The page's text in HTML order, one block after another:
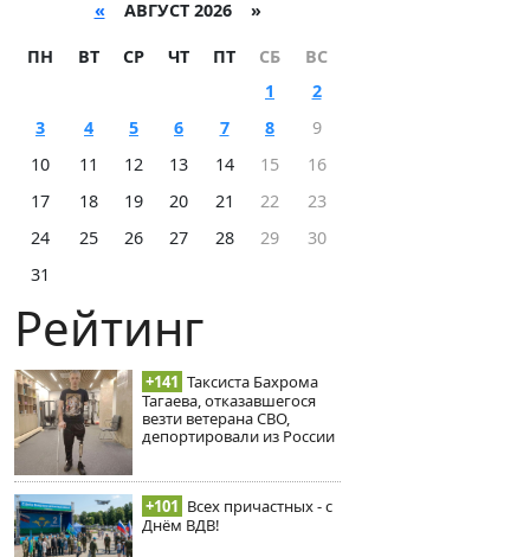
« АВГУСТ 2026 »
ПН ВТ СР ЧТ ПТ СБ
ВС
1
2
3
4 5 6 7 8
9
10
11 12 13 14 15
16
17
18 19 20 21 22
23
24
25 26 27 28 29
30
31
Рейтинг
+141 Таксиста Бахрома
Тагаева, отказавшегося
везти ветерана СВО,
депортировали из России
+101 Всех причастных - с
Днём ВДВ!